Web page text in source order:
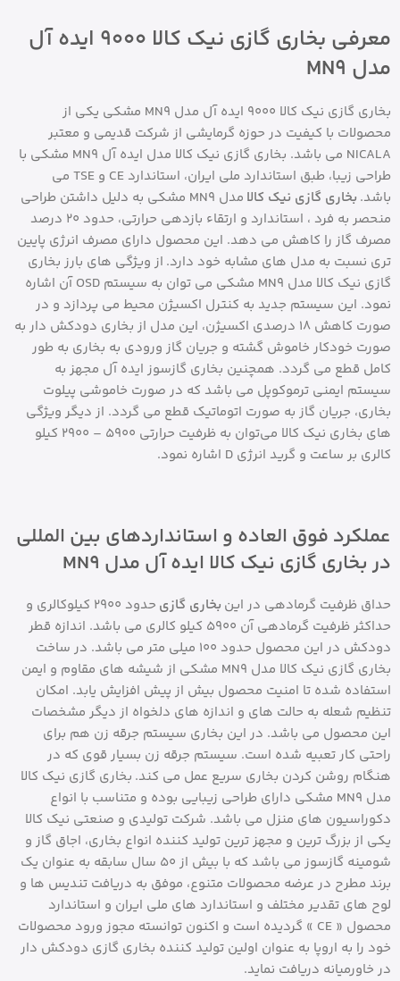
معرفی بخاری گازی نیک کالا 9000 ایده آل
مدل MN9
بخاری گازی نیک کالا 9000 ایده آل مدل MN9 مشکی یکی از
محصولات با کیفیت در حوزه گرمایشی از شرکت قدیمی و معتبر
NICALA می باشد. بخاری گازی نیک کالا مدل ایده آل MN9 مشکی با
طراحی زیبا، طبق استاندارد ملی ایران، استاندارد CE و TSE می
باشد. بخاری گازی نیک کالا
مدل MN9 مشکی به دلیل داشتن طراحی
منحصر به فرد ، استاندارد و ارتقاء بازدهی حرارتی، حدود 20 درصد
مصرف گاز را کاهش می دهد. این محصول دارای مصرف انرژی پایین
تری نسبت به مدل های مشابه خود دارد. از ویژگی های بارز بخاری
گازی نیک کالا مدل MN9 مشکی می توان به سیستم OSD آن اشاره
نمود. این سیستم جدید به کنترل اکسیژن محیط می پردازد و در
صورت کاهش 18 درصدی اکسیژن، این مدل از بخاری دودکش دار به
صورت خودکار خاموش گشته و جریان گاز ورودی به بخاری به طور
کامل قطع می گردد. همچنین بخاری گازسوز ایده آل مجهز به
سیستم ایمنی ترموکوپل می باشد که در صورت خاموشی پیلوت
بخاری، جریان گاز به صورت اتوماتیک قطع می گردد. از دیگر ویژگی‌‌
های بخاری نیک کالا می‌توان به ظرفیت حرارتی 5900 – 2900 کیلو
کالری بر ساعت و گرید انرژی D اشاره نمود.
عملکرد فوق العاده و استانداردهای بین المللی
در بخاری گازی نیک کالا ایده آل مدل MN9
حداق ظرفیت گرمادهی در این بخاری گازی
حدود 2900 کیلوکالری و
حداکثر ظرفیت گرمادهی آن 5900 کیلو کالری می باشد. اندازه قطر
دودکش در این محصول حدود 100 میلی متر می باشد. در ساخت
بخاری گازی نیک کالا مدل MN9 مشکی از شیشه های مقاوم و ایمن
استفاده شده تا امنیت محصول بیش از پیش افزایش یابد. امکان
تنظیم شعله به حالت های و اندازه های دلخواه از دیگر مشخصات
این محصول می باشد. در این بخاری سیستم جرقه زن هم برای
راحتی کار تعبیه شده است. سیستم جرقه زن بسیار قوی که در
هنگام روشن کردن بخاری سریع عمل می کند. بخاری گازی نیک کالا
مدل MN9 مشکی دارای طراحی زیبایی بوده و متناسب با انواع
دکوراسیون های منزل می باشد. شرکت تولیدی و صنعتی نیک کالا
یکی از بزرگ ترین و مجهز ترین تولید کننده انواع بخاری، اجاق گاز و
شومینه گازسوز می باشد که با بیش از 50 سال سابقه به عنوان یک
برند مطرح در عرضه محصولات متنوع، موفق به دریافت تندیس‌ ها و
لوح های تقدیر مختلف و استاندارد های ملی ایران و استاندارد
محصول « CE » گردیده است و اکنون توانسته مجوز ورود محصولات
خود را به اروپا به عنوان اولین تولید کننده بخاری گازی دودکش دار
در خاورمیانه دریافت نماید.